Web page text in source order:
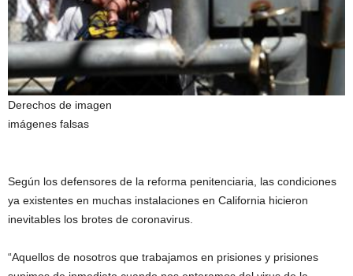
Derechos de imagen
imágenes falsas
Según los defensores de la reforma penitenciaria, las condiciones
ya existentes en muchas instalaciones en California hicieron
inevitables los brotes de coronavirus.
“Aquellos de nosotros que trabajamos en prisiones y prisiones